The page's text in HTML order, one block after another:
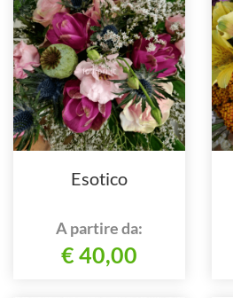
Esotico
A partire da:
€ 40,00